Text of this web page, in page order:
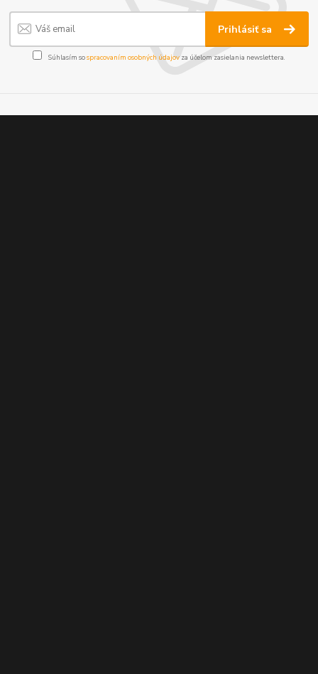
Prihlásiť sa
Súhlasím sospracovaním osobných údajov za účelom zasielania newslettera.